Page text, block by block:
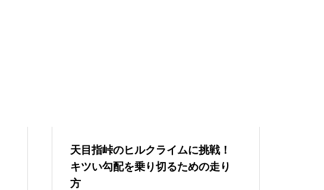
天目指峠のヒルクライムに挑戦！
キツい勾配を乗り切るための走り
方